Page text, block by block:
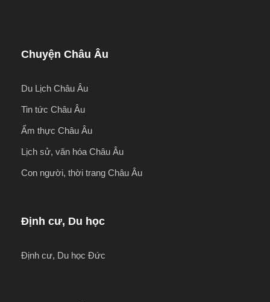
Chuyện Châu Âu
Du Lịch Châu Âu
Tin tức Châu Âu
Ẩm thực Châu Âu
Lịch sử, văn hóa Châu Âu
Con người, thời trang Châu Âu
Định cư, Du học
Định cư, Du học Đức